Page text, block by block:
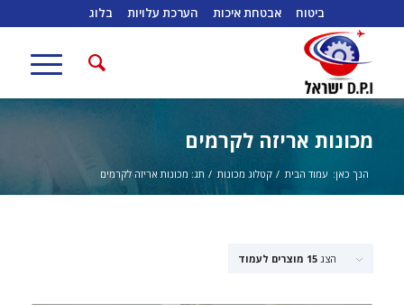
ביטוח אבטחת איכות הערכת עלויות בלוג
מכונות אריזה לקרמים
הנך כאן: עמוד הבית / קטלוג מכונות / תג: מכונות אריזה לקרמים
הצג 15 מוצרים לעמוד